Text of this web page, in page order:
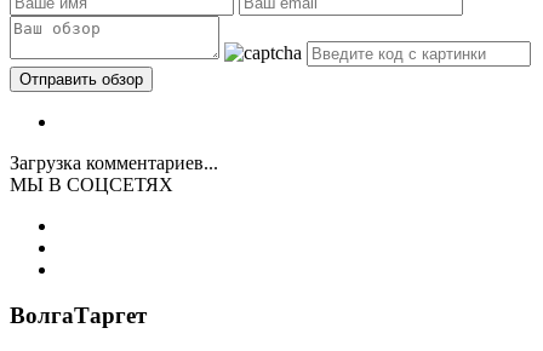
Загрузка комментариев...
МЫ В СОЦСЕТЯХ
ВолгаТаргет